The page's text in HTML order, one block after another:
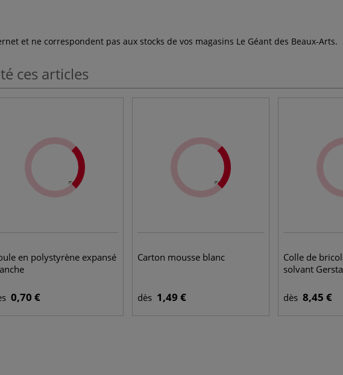
et ne correspondent pas aux stocks de vos magasins Le Géant des Beaux-Arts.
ces articles
en polystyrène expansé
0,70 €
Carton mousse blanc
dès 1,49 €
Colle de
solvant
dès 8,45 €